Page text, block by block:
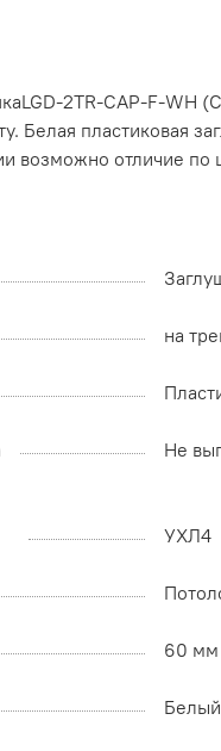
2TR-CAP-F-WH
Белая пластиковая
возможно отличие по
на
Не
УХЛ4
60 мм
Белый